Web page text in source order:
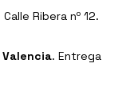
Ribera nº 12.
Valencia. Entrega